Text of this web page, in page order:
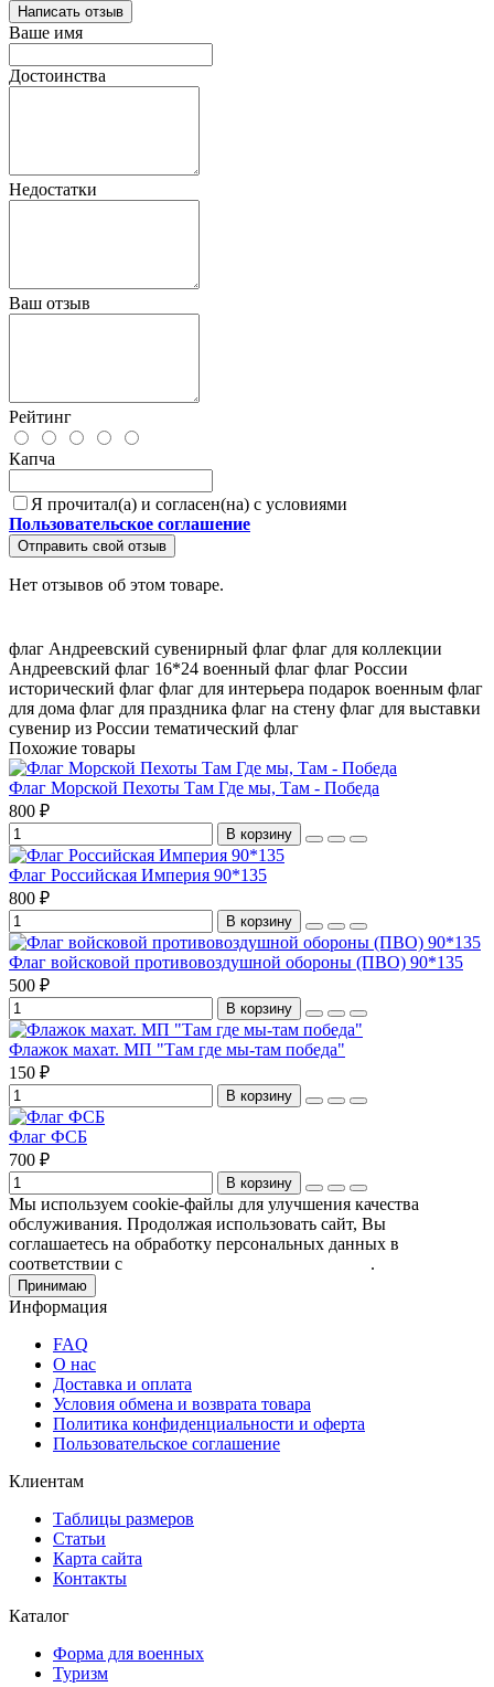
Написать отзыв
Ваше имя
Достоинства
Недостатки
Ваш отзыв
Рейтинг
Капча
Я прочитал(а) и согласен(на) с условиями
Пользовательское соглашение
Отправить свой отзыв
Нет отзывов об этом товаре.
флаг Андреевский сувенирный флаг флаг для коллекции
Андреевский флаг 16*24 военный флаг флаг России
исторический флаг флаг для интерьера подарок военным флаг
для дома флаг для праздника флаг на стену флаг для выставки
сувенир из России тематический флаг
Похожие товары
Флаг Морской Пехоты Там Где мы, Там - Победа
800 ₽
В корзину
Флаг Российская Империя 90*135
800 ₽
В корзину
Флаг войсковой противовоздушной обороны (ПВО) 90*135
500 ₽
В корзину
Флажок махат. МП "Там где мы-там победа"
150 ₽
В корзину
Флаг ФСБ
700 ₽
В корзину
Мы используем cookie-файлы для улучшения качества
обслуживания. Продолжая использовать сайт, Вы
соглашаетесь на обработку персональных данных в
соответствии с
.
Принимаю
Информация
FAQ
О нас
Доставка и оплата
Условия обмена и возврата товара
Политика конфиденциальности и оферта
Пользовательское соглашение
Клиентам
Таблицы размеров
Статьи
Карта сайта
Контакты
Каталог
Форма для военных
Туризм